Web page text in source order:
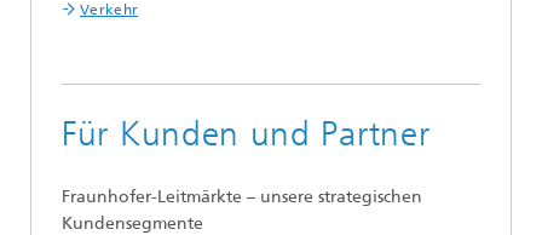
Verkehr
Für Kunden und Partner
Fraunhofer-Leitmärkte – unsere strategischen
Kundensegmente